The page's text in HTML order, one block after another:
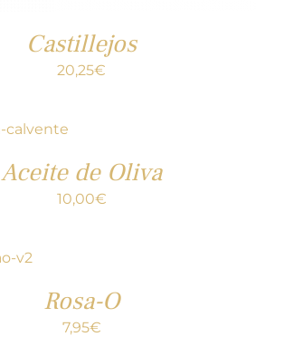
Castillejos
20,25€
Aceite de Oliva
10,00€
Rosa-O
7,95€